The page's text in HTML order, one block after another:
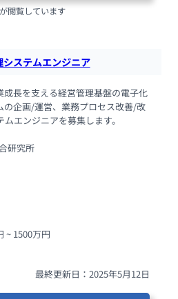
閲覧しています
システムエンジニア
長を支える経営管理基盤の電子化
の企画/運営、業務プロセス改善/改
エンジニアを募集します。
研究所
~ 1500万円
最終更新日：2025年5月12日